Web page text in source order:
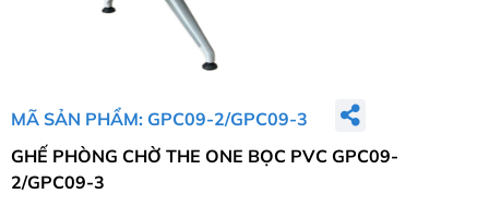
MÃ SẢN PHẨM: GPC09-2/GPC09-3
GHẾ PHÒNG CHỜ THE ONE BỌC PVC GPC09-
2/GPC09-3